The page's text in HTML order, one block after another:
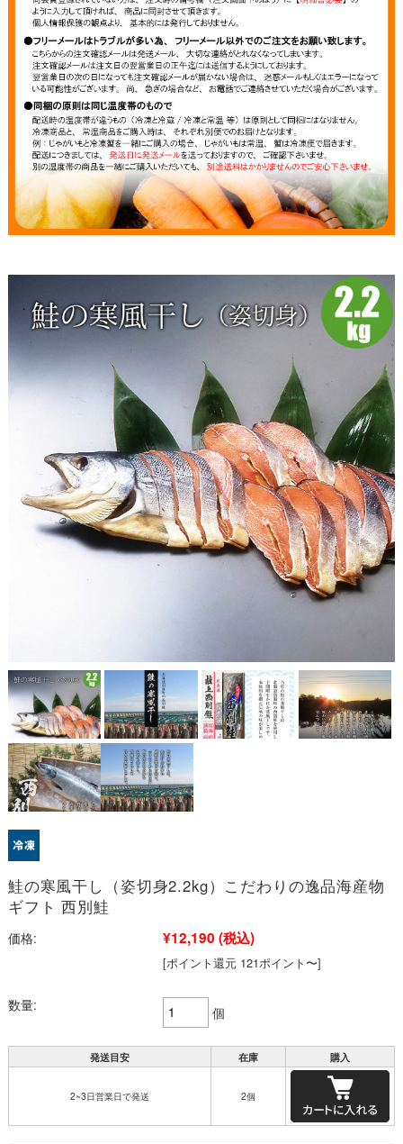
鮭の寒風干し（姿切身2.2kg）こだわりの逸品海産物
ギフト 西別鮭
価格: ¥12,190 (税込)
[ポイント還元 121ポイント〜]
数量: 個
発送目安 在庫 購入
2~3日営業日で発送 2個